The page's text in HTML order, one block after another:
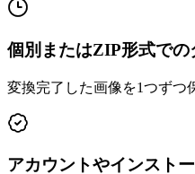
個別またはZIP形式での
変換完了した画像を1つずつ
アカウントやインスト